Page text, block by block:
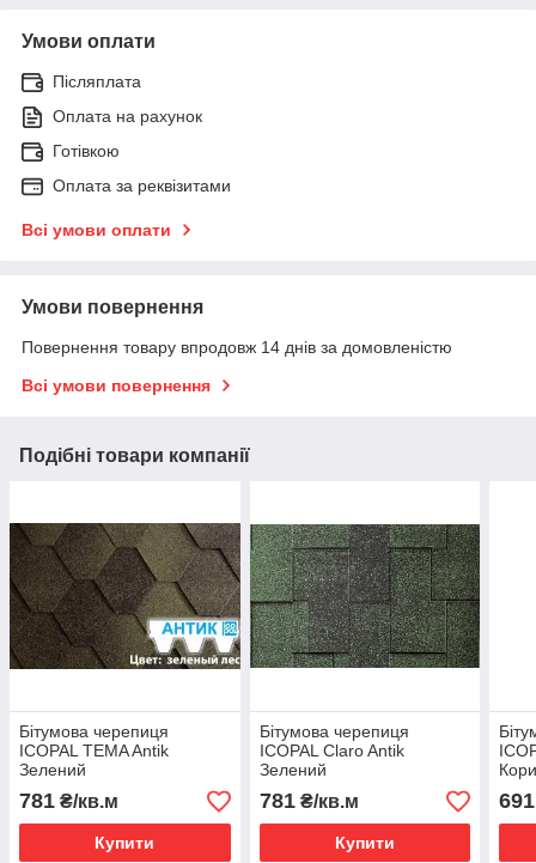
Умови оплати
Післяплата
Оплата на рахунок
Готівкою
Оплата за реквізитами
Всі умови оплати
Умови повернення
Повернення товару впродовж 14 днів за домовленістю
Всі умови повернення
Подібні товари компанії
Бітумова черепиця
ICOPAL TEMA Antik
Зелений
781 ₴/кв.м
Купити
Бітумова черепиця
ICOPAL Claro Antik
Зелений
781₴/кв.м
Купити
691